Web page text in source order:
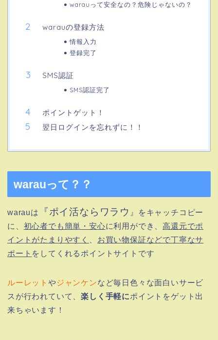
warauって安全なの？危険じゃないの？
warauの登録方法
情報入力
登録完了
SMS認証
SMS認証完了
ポイントゲット！
翌日ログインを忘れずに！！
warauって？？
warauは 『ポイ活ならワラウ 』をキャッチコピー
に、 初心者でも簡単・安心に利用ができ、高還元でポ
イントがたまりやすく
お買い物保証などで丁寧なサ
ポート をしてくれるポイントサイトです
ルーレット やジャンケンなど毎日色々な面白いサービ
スが行われていて、楽しく手軽にポイントをゲット出
来ちゃいます！